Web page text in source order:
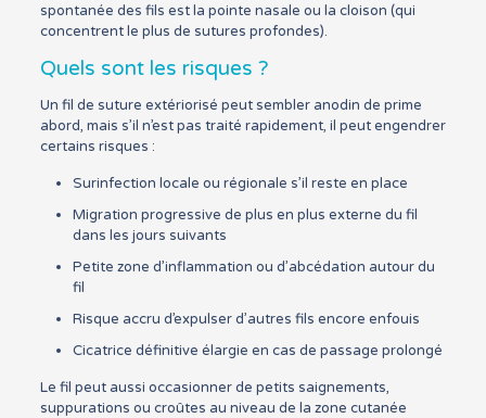
spontanée des fils est la pointe nasale ou la cloison (qui
concentrent le plus de sutures profondes).
Quels sont les risques ?
Un fil de suture extériorisé peut sembler anodin de prime
abord, mais s’il n’est pas traité rapidement, il peut engendrer
certains risques :
Surinfection locale ou régionale s’il reste en place
Migration progressive de plus en plus externe du fil
dans les jours suivants
Petite zone d’inflammation ou d’abcédation autour du
fil
Risque accru d’expulser d’autres fils encore enfouis
Cicatrice définitive élargie en cas de passage prolongé
Le fil peut aussi occasionner de petits saignements,
suppurations ou croûtes au niveau de la zone cutanée